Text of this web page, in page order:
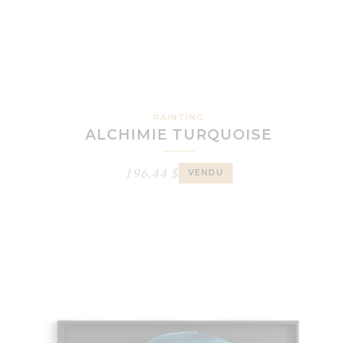
PAINTING
ALCHIMIE TURQUOISE
196.44 $ VENDU